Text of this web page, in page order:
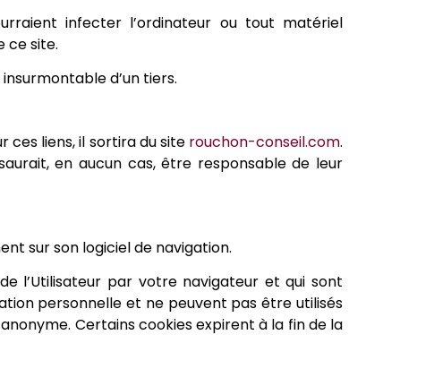
infecter l’ordinateur ou tout matériel
ce site.
d’un tiers.
ces liens, il sortira du site rouchon-conseil.com.
en aucun cas, être responsable de leur
sur son logiciel de navigation.
l’Utilisateur par votre navigateur et qui sont
personnelle et ne peuvent pas être utilisés
Certains cookies expirent à la fin de la